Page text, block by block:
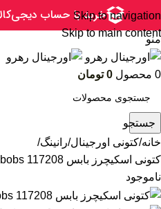
Skip to navigation
Skip to main content
منو
0 محصول 0 تومان
جستجو
خانه کتونی اورجینال رانینگ
کتونی اسکیچرز بابس Skychers bobs 117208
ناموجود